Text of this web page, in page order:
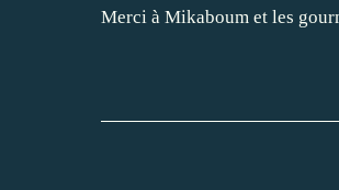
Merci à Mikaboum et les